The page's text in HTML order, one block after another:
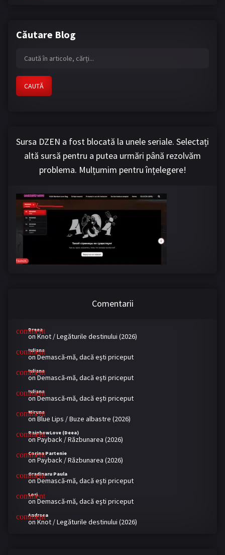
Căutare Blog
CAUTĂ
Sursa DZEN a fost blocată la unele seriale. Selectați
altă sursă pentru a putea urmări până rezolvăm
problema. Mulțumim pentru înțelegere!
Comentarii
Dreea
onKnot / Legăturile destinului (2026)
Iuliana
onDemască-mă, dacă eşti priceput
Iuliana
onDemască-mă, dacă eşti priceput
Iuliana
onDemască-mă, dacă eşti priceput
Miruna
onBlue Lips / Buze albastre (2026)
RainbowLove (Deea)
onPayback / Răzbunarea (2026)
Corina Partenie
onPayback / Răzbunarea (2026)
Gradinaru Paula
onDemască-mă, dacă eşti priceput
Lori
onDemască-mă, dacă eşti priceput
Andreea
onKnot / Legăturile destinului (2026)